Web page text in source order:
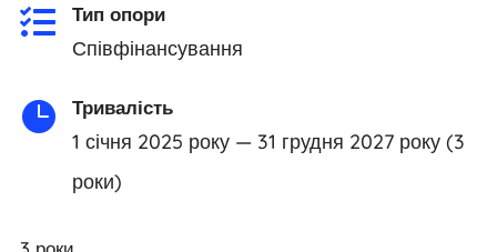

Тип опори
Співфінансування

Тривалість
1 січня 2025 року — 31 грудня 2027 року (3
роки)